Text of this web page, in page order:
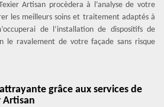
Artisan procèdera à l’analyse de votre
les meilleurs soins et traitement adaptés à
de l’installation de dispositifs de
le ravalement de votre façade sans risque
grâce aux services de
Artisan